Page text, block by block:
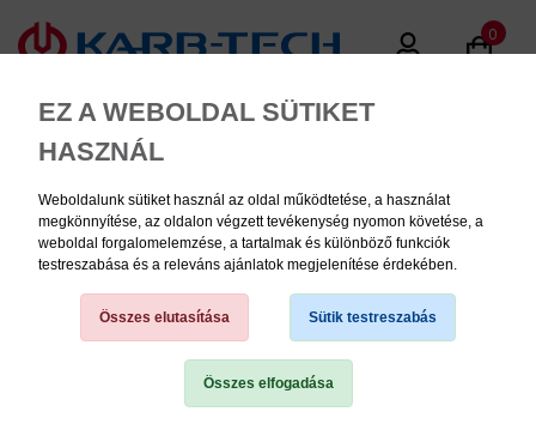
EZ A WEBOLDAL SÜTIKET
HASZNÁL
Weboldalunk sütiket használ az oldal működtetése, a használat
megkönnyítése, az oldalon végzett tevékenység nyomon követése, a
weboldal forgalomelemzése, a tartalmak és különböző funkciók
testreszabása és a releváns ajánlatok megjelenítése érdekében.
Összes elutasítása Sütik testreszabás
Összes elfogadása
0
MENU
Termékinformációk